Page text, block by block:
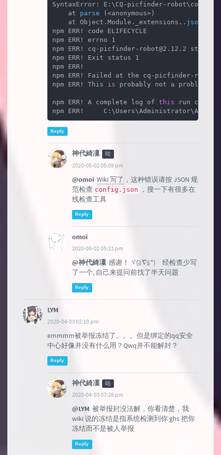
SyntaxError: E:\CQ-picfinder-
at parse ( <anonymous> )
    at Object.Module._extensions..
json
npm ERR! code ELIFECYCLE
npm ERR! errno 1
npm ERR! cq-picfinder-robot@2.12.2 start:
npm ERR! Exit status 1
npm ERR!
npm ERR! Failed at the cq-picfinder-
npm ERR! This is probably not a problem
npm ERR! A complete log of this run can
npm ERR!
Reply
神代綺凜 咕
2020-05-02 05:09 pm
@omoi Wiki 写了 ，这种错误请按 JSON 规
范检查 config.json
，搜一下有很多在
线检查工具
Reply
omoi
2020-05-02 05:21 pm
@神代綺凜 感谢！ヾ(≧∇≦*)ゝ经检查少写
了一个, 自己来提问前找了半天问题
Reply
LYM
2020-04-03 02:10 pm
emmmm被举报冻结了。。。但是绑定的qq安全
中心好像并没有什么用？Qwq并不能解封？
Reply
神代綺凜 咕
2020-04-03 07:26 pm
@LYM 被举报封没法解，你看清楚，我
wiki 说的冻结是指系统检测到你 ghs 把你
冻结而不是被人举报
Reply